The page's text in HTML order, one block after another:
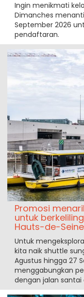
Ingin menikmati
Dimanches
September 2026
pendaftaran.
Promosi
untuk
Hauts-de-
Untuk
kita naik shuttle
Agustus hingga 27
menggabungkan
dengan jalan santai